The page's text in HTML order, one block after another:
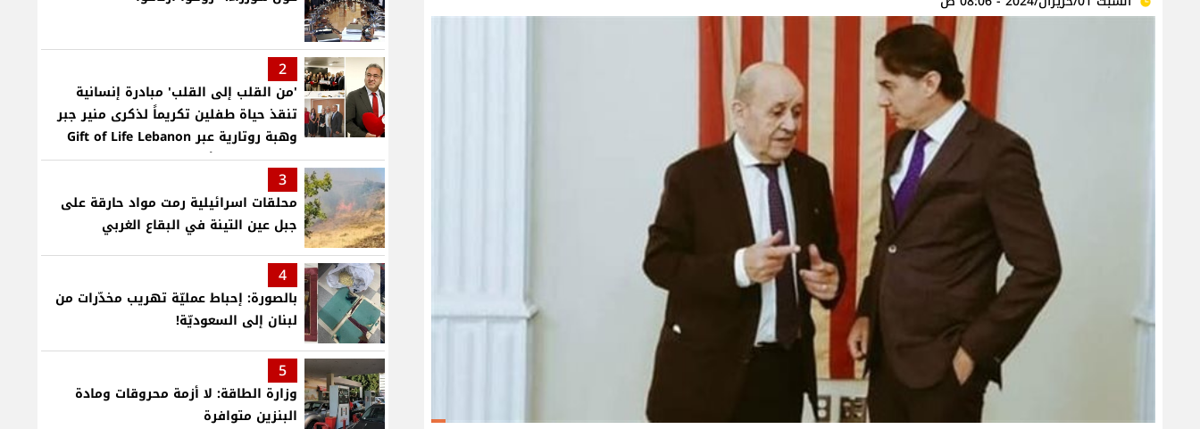
2
'من القلب إلى القلب' مبادرة إنسانية
تنقذ حياة طفلين تكريماً لذكرى منير جبر
وهبة روتارية عبر Gift of Life Lebanon
لعمليات قلب لأطفال في مستشفى حمود
الجامعي
3
محلقات اسرائيلية رمت مواد حارقة على
جبل عين التينة في البقاع الغربي
4
بالصورة: إحباط عمليّة تهريب مخدّرات من
لبنان إلى السعوديّة!
5
وزارة الطاقة: لا أزمة محروقات ومادة
البنزين متوافرة